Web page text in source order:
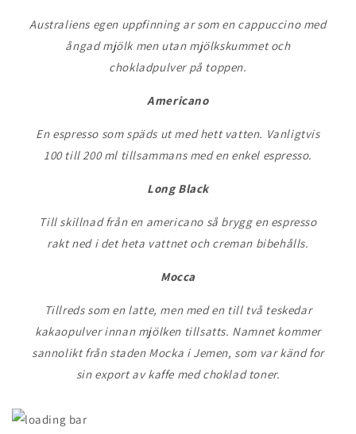
Australiens egen uppfinning ar som en cappuccino med
ångad mjölk men utan mjölkskummet och
chokladpulver på toppen.
Americano
En espresso som späds ut med hett vatten. Vanligtvis
100 till 200 ml tillsammans med en enkel espresso.
Long Black
Till skillnad från en americano så brygg en espresso
rakt ned i det heta vattnet och creman bibehålls.
Mocca
Tillreds som en latte, men med en till två teskedar
kakaopulver innan mjölken tillsatts. Namnet kommer
sannolikt från staden Mocka i Jemen, som var känd for
sin export av kaffe med choklad toner.